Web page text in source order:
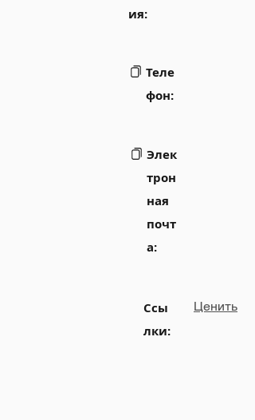
ия:
Теле
фон:
Элек
трон
ная
почт
а:
Ссы
лки:
Ценить